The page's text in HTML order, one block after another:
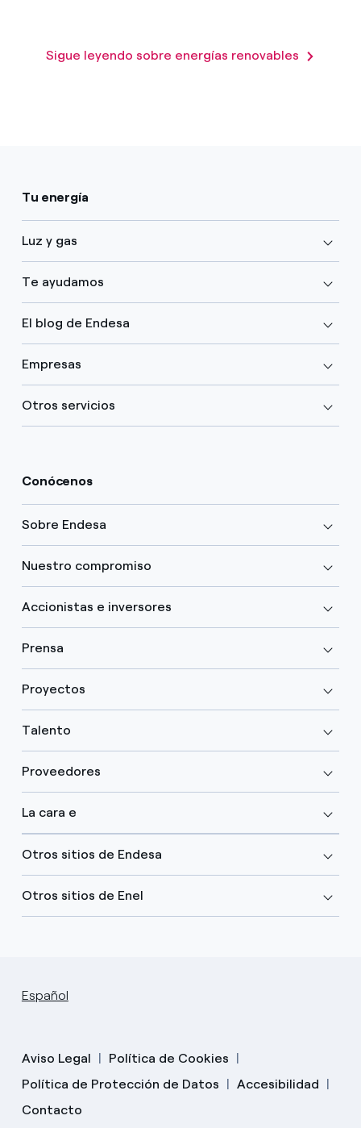
Sigue leyendo sobre energías renovables
Tu energía
Luz y gas
Te ayudamos
El blog de Endesa
Empresas
Otros servicios
Conócenos
Sobre Endesa
Nuestro compromiso
Accionistas e inversores
Prensa
Proyectos
Talento
Proveedores
La cara e
Otros sitios de Endesa
Otros sitios de Enel
Español
Aviso Legal
Política de Cookies
Política de Protección de Datos
Accesibilidad
Contacto